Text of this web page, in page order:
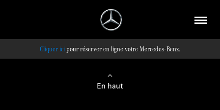
pour réserver en ligne votre Mercedes-Benz.
En haut